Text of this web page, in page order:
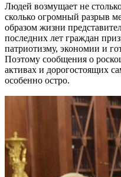
Людей возмущает не
сколько огромный разрыв
образом жизни
последних лет граждан
патриотизму, экономии и
Поэтому сообщения о
активах и дорогостоящих
особенно остро.